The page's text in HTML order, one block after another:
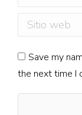
Sitio web
Save my
the next time I